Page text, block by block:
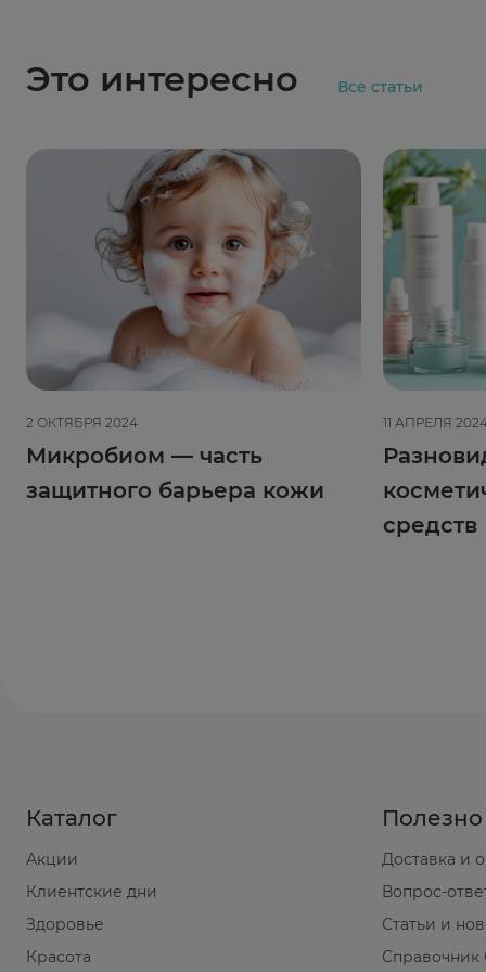
Это интересно Все статьи
2 ОКТЯБРЯ 2024
Микробиом — часть
защитного барьера кожи
11 АПРЕЛЯ
средств
Каталог
Акции
Клиентские дни
Здоровье
Красота
Полезно
Доставка и
Вопрос-
Статьи и
Справочник